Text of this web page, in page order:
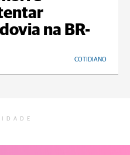
na BR-
COTIDIANO